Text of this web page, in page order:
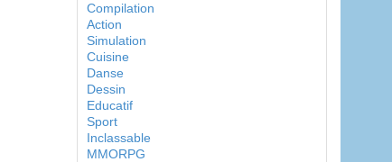
Compilation
Action
Simulation
Cuisine
Danse
Dessin
Educatif
Sport
Inclassable
MMORPG